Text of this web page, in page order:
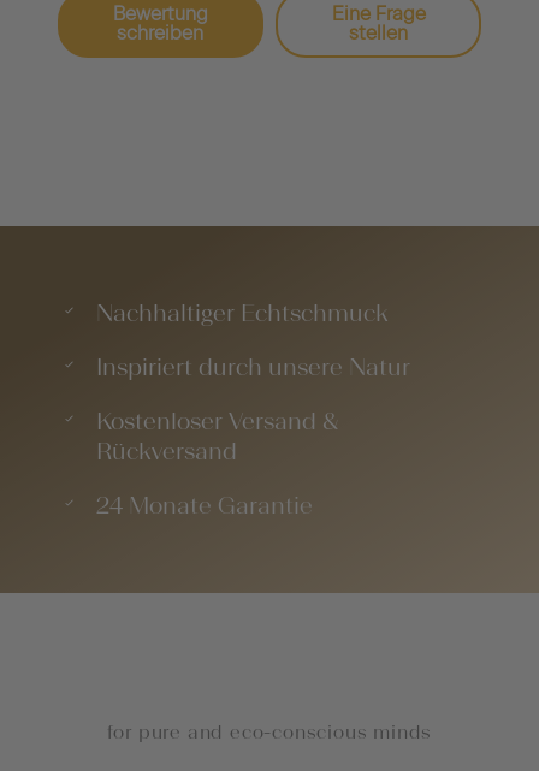
Bewertung
schreiben
Eine Frage
stellen
Nachhaltiger Echtschmuck
Inspiriert durch unsere Natur
Kostenloser Versand &
Rückversand
24 Monate Garantie
for pure and eco-conscious minds